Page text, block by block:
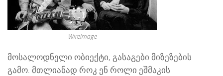
WireImage
მოსალოდნელი ობიექტი, გასაგები მიზეზების
გამო. მთლიანად როკ ენ როლი ეშმაკის